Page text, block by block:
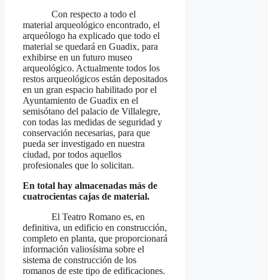
Con respecto a todo el
material arqueológico encontrado, el
arqueólogo ha explicado que todo el
material se quedará en Guadix, para
exhibirse en un futuro museo
arqueológico. Actualmente todos los
restos arqueológicos están depositados
en un gran espacio habilitado por el
Ayuntamiento de Guadix en el
semisótano del palacio de Villalegre,
con todas las medidas de seguridad y
conservación necesarias, para que
pueda ser investigado en nuestra
ciudad, por todos aquellos
profesionales que lo solicitan.
En total hay almacenadas más de
cuatrocientas cajas de material.
El Teatro Romano es, en
definitiva, un edificio en construcción,
completo en planta, que proporcionará
información valiosísima sobre el
sistema de construcción de los
romanos de este tipo de edificaciones.